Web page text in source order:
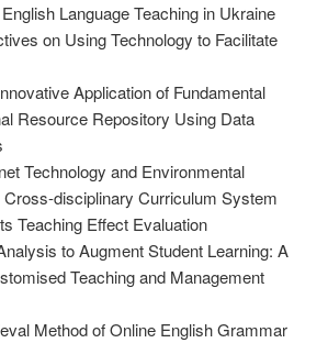
Language Teaching in Ukraine
on Using Technology to Facilitate
Application of Fundamental
Resource Repository Using Data
Technology and Environmental
disciplinary Curriculum System
Teaching Effect Evaluation
to Augment Student Learning: A
Teaching and Management
Method of Online English Grammar